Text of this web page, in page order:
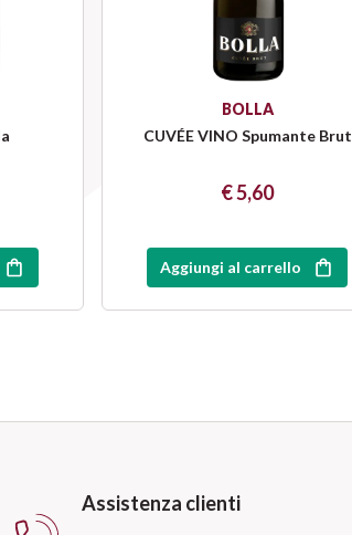
BOLLA
CUVÉE VINO Spumante Brut
€ 5,60
Aggiungi al carrello
Assistenza clienti